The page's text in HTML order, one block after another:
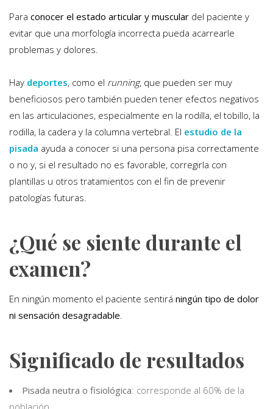
Para conocer el estado articular y muscular del paciente y
evitar que una morfología incorrecta pueda acarrearle
problemas y dolores.
Hay deportes, como el running, que pueden ser muy
beneficiosos pero también pueden tener efectos negativos
en las articulaciones, especialmente en la rodilla, el tobillo, la
rodilla, la cadera y la columna vertebral. El estudio de la
pisada ayuda a conocer si una persona pisa correctamente
o no y, si el resultado no es favorable, corregirla con
plantillas u otros tratamientos con el fin de prevenir
patologías futuras.
¿Qué se siente durante el
examen?
En ningún momento el paciente sentirá ningún tipo de dolor
ni sensación desagradable.
Significado de resultados
Pisada neutra o fisiológica: corresponde al 60% de la